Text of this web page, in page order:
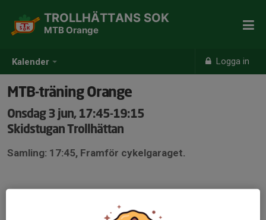
Kalender Logga in
TROLLHÄTTANS SOK
MTB Orange
MTB-träning Orange
Onsdag 3 jun, 17:45-19:15
Skidstugan Trollhättan
Samling: 17:45, Framför cykelgaraget.